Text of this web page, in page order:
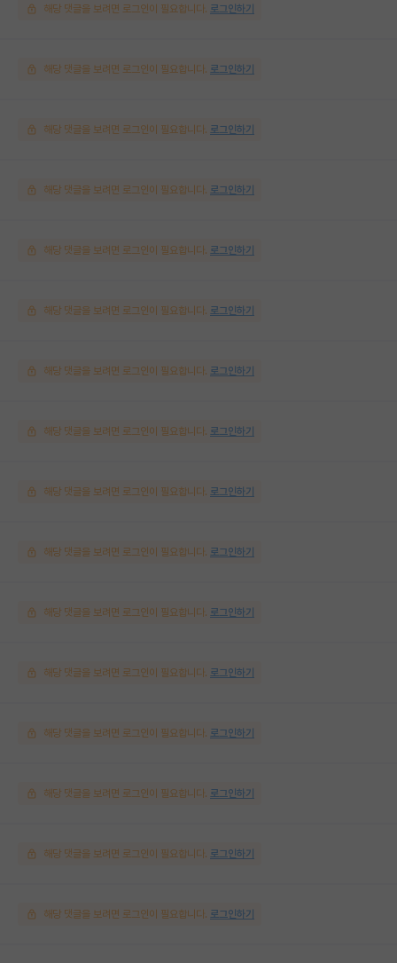
해당 댓글을 보려면 로그인이 필요합니다. 로그인하기
해당 댓글을 보려면 로그인이 필요합니다. 로그인하기
해당 댓글을 보려면 로그인이 필요합니다. 로그인하기
해당 댓글을 보려면 로그인이 필요합니다. 로그인하기
해당 댓글을 보려면 로그인이 필요합니다. 로그인하기
해당 댓글을 보려면 로그인이 필요합니다. 로그인하기
해당 댓글을 보려면 로그인이 필요합니다. 로그인하기
해당 댓글을 보려면 로그인이 필요합니다. 로그인하기
해당 댓글을 보려면 로그인이 필요합니다. 로그인하기
해당 댓글을 보려면 로그인이 필요합니다. 로그인하기
해당 댓글을 보려면 로그인이 필요합니다. 로그인하기
해당 댓글을 보려면 로그인이 필요합니다. 로그인하기
해당 댓글을 보려면 로그인이 필요합니다. 로그인하기
해당 댓글을 보려면 로그인이 필요합니다. 로그인하기
해당 댓글을 보려면 로그인이 필요합니다. 로그인하기
해당 댓글을 보려면 로그인이 필요합니다. 로그인하기